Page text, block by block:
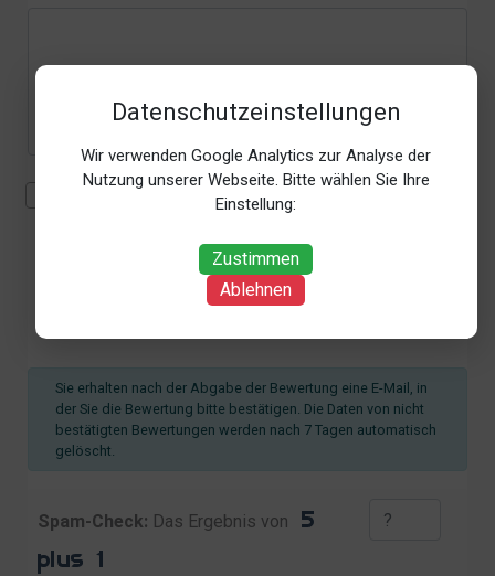
Datenschutzeinstellungen
Wir verwenden Google Analytics zur Analyse der
Nutzung unserer Webseite. Bitte wählen Sie Ihre
Einstellung:
Zustimmen
Ablehnen
Mit der Erhebung, Verarbeitung und Nutzung meiner
Uhrzeit der Bewertungsabgabe, Referrer-URL) zum
Zweck der Bewertung erkläre ich mich
einverstanden. Weitere Informationen siehe unsere
Sie erhalten nach der Abgabe der Bewertung eine E-Mail, in
der Sie die Bewertung bitte bestätigen. Die Daten von nicht
bestätigten Bewertungen werden nach 7 Tagen automatisch
gelöscht.
Spam-Check: Das Ergebnis von